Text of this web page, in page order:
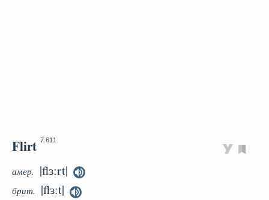
Flirt 7 611
амер. |flɜːrt|
брит. |flɜːt|